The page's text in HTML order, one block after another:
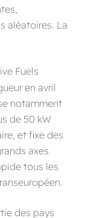
aléatoires. La
Fuels
en avril
notamment
de 50 kW
et fixe des
axes
tous les
des pays